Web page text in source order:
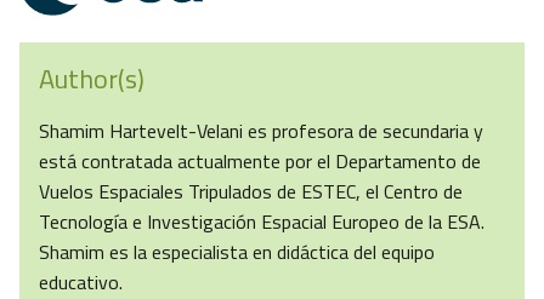
Author(s)
Shamim Hartevelt-Velani es profesora de secundaria y
está contratada actualmente por el Departamento de
Vuelos Espaciales Tripulados de ESTEC, el Centro de
Tecnología e Investigación Espacial Europeo de la ESA.
Shamim es la especialista en didáctica del equipo
educativo.